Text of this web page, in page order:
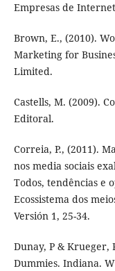
Empresas de
Brown, E., (2010).
Marketing for
Limited.
Castells, M. (2009).
Editoral.
Correia, P., (2011).
nos media sociais
Todos, tendências e
Ecossistema dos
Versión 1, 25-34.
Dunay, P & Krueger,
Dummies. Indiana.